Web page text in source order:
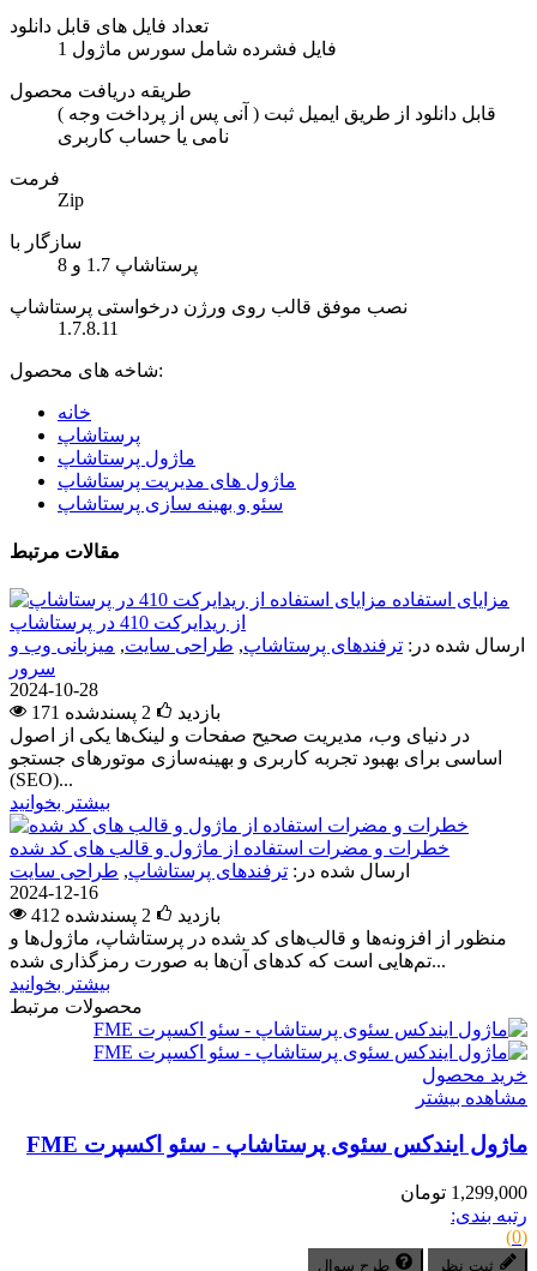
تعداد فایل های قابل دانلود
1 فایل فشرده شامل سورس ماژول
طریقه دریافت محصول
( آنی پس از پرداخت وجه ) قابل دانلود از طریق ایمیل ثبت
نامی یا حساب کاربری
فرمت
Zip
سازگار با
پرستاشاپ 1.7 و 8
نصب موفق قالب روی ورژن درخواستی پرستاشاپ
1.7.8.11
شاخه های محصول:
خانه
پرستاشاپ
ماژول پرستاشاپ
ماژول های مدیریت پرستاشاپ
سئو و بهینه سازی پرستاشاپ
مقالات مرتبط
مزایای استفاده
از ریدایرکت 410 در پرستاشاپ
ارسال شده در: ترفندهای پرستاشاپ, طراحی سایت, میزبانی وب و
سرور
2024-10-28
171 بازدید
2 پسندشده
در دنیای وب، مدیریت صحیح صفحات و لینک‌ها یکی از اصول
اساسی برای بهبود تجربه کاربری و بهینه‌سازی موتورهای جستجو
(SEO)...
بیشتر بخوانید
خطرات و مضرات استفاده از ماژول و قالب های کد شده
ارسال شده در: ترفندهای پرستاشاپ, طراحی سایت
2024-12-16
412 بازدید
2 پسندشده
منظور از افزونه‌ها و قالب‌های کد شده در پرستاشاپ، ماژول‌ها و
تم‌هایی است که کدهای آن‌ها به صورت رمزگذاری شده...
بیشتر بخوانید
محصولات مرتبط
خرید محصول
مشاهده بیشتر
ماژول ایندکس سئوی پرستاشاپ - سئو اکسپرت FME
1,299,000 تومان
رتبه بندی:
(0)
ثبت نظر طرح سوال